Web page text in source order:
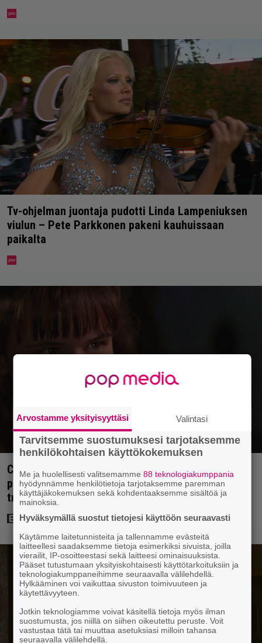
Tv-ohjelman juontaja pudotti Linda Lampeniuksen
viulun – Pete Parkkonen pakeni kauhuissaan
paikalta
Cape Fear -näyttelijä muisteli Robert De Niron
paneutumista rooliinsa – ”Hän puhui kielillä ja
trailerissa oli urkuri”
Arvostamme yksityisyyttäsi Valintasi
Tarvitsemme suostumuksesi tarjotaksemme
henkilökohtaisen käyttökokemuksen
Me ja huolellisesti valitsemamme 88 teknologiakumppania
hyödynnämme henkilötietoja tarjotaksemme paremman
käyttäjäkokemuksen sekä kohdentaaksemme sisältöä ja
mainoksia.
Hyväksymällä suostut tietojesi käyttöön seuraavasti
Käytämme laitetunnisteita ja tallennamme evästeitä
laitteellesi saadaksemme tietoja esimerkiksi sivuista, joilla
vierailit, IP-osoitteestasi sekä laitteesi ominaisuuksista.
Pääset tutustumaan yksityiskohtaisesti käyttötarkoituksiin ja
teknologiakumppaneihimme seuraavalla välilehdellä.
Hylkääminen voi vaikuttaa sivuston toimivuuteen ja
käytettävyyteen.
Jotkin teknologiamme voivat käsitellä tietoja myös ilman
suostumusta, jos niillä on siihen oikeutettu peruste. Voit
vastustaa tätä tai muuttaa asetuksiasi milloin tahansa
seuraavalla välilehdellä.